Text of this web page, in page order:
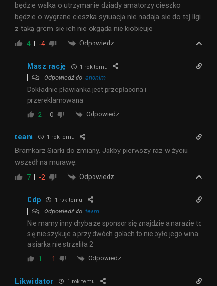
będzie walka o utrzymanie dziady amatorzy cieszko
będzie o wygrane cieszka sytuacja nie nadaja sie do tej ligi
z taką grom sie ich nie okgąda nie kiobicuje
4 -4 Odpowiedz
Masz rację 1 rok temu
Odpowiedź do anonim
Dokładnie pławianka jest przepłacona i
przereklamowana
2 0 Odpowiedz
team 1 rok temu
Bramkarz Siarki do zmiany. Jakby pierwszy raz w życiu
wszedł na murawę.
7 -2 Odpowiedz
Odp 1 rok temu
Odpowiedź do team
Nie mamy inny chyba że sponsor się znajdzie a narazie to
się nie szykuje a przy dwóch golach to nie było jego wina
a siarka nie strzeliła 2
1 -1 Odpowiedz
Likwidator 1 rok temu